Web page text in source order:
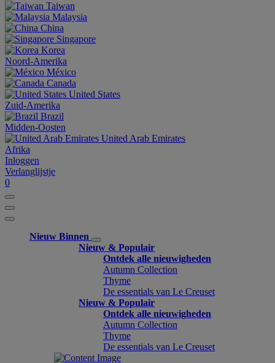
Taiwan
Malaysia
China
Singapore
Korea
Noord-Amerika
México
Canada
United States
Zuid-Amerika
Brazil
Midden-Oosten
United Arab Emirates
Afrika
Inloggen
Verlanglijstje
0
Nieuw Binnen
Nieuw & Populair
Ontdek alle nieuwigheden
Autumn Collection
Thyme
De essentials van Le Creuset
Nieuw & Populair
Ontdek alle nieuwigheden
Autumn Collection
Thyme
De essentials van Le Creuset